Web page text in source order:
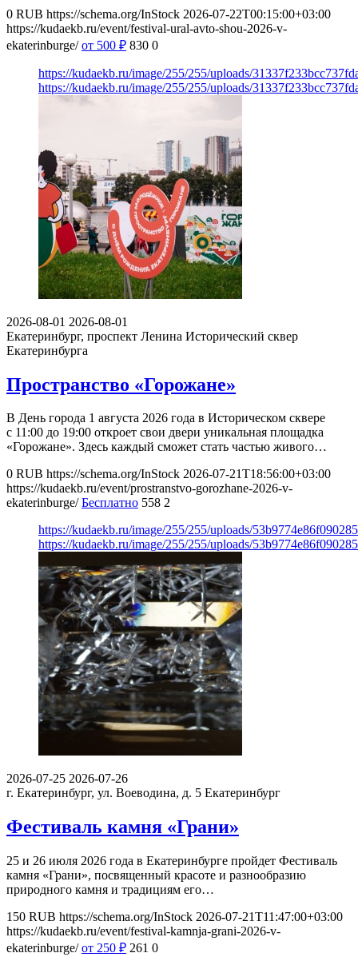
0 RUB https://schema.org/InStock 2026-07-22T00:15:00+03:00
https://kudaekb.ru/event/festival-ural-avto-shou-2026-v-
ekaterinburge/ от 500 ₽ 830 0
https://kudaekb.ru/image/255/255/uploads/
https://kudaekb.ru/image/255/255/uploads/
2026-08-01 2026-08-01
Екатеринбург, проспект Ленина Исторический сквер
Екатеринбурга
Пространство «Горожане»
В День города 1 августа 2026 года в Историческом сквере
с 11:00 до 19:00 откроет свои двери уникальная площадка
«Горожане». Здесь каждый сможет стать частью живого…
0 RUB https://schema.org/InStock 2026-07-21T18:56:00+03:00
https://kudaekb.ru/event/prostranstvo-gorozhane-2026-v-
ekaterinburge/ Бесплатно 558 2
https://kudaekb.ru/image/255/255/uploads/
https://kudaekb.ru/image/255/255/uploads/
2026-07-25 2026-07-26
г. Екатеринбург, ул. Воеводина, д. 5 Екатеринбург
Фестиваль камня «Грани»
25 и 26 июля 2026 года в Екатеринбурге пройдет Фестиваль
камня «Грани», посвященный красоте и разнообразию
природного камня и традициям его…
150 RUB https://schema.org/InStock 2026-07-21T11:47:00+03:00
https://kudaekb.ru/event/festival-kamnja-grani-2026-v-
ekaterinburge/ от 250 ₽ 261 0